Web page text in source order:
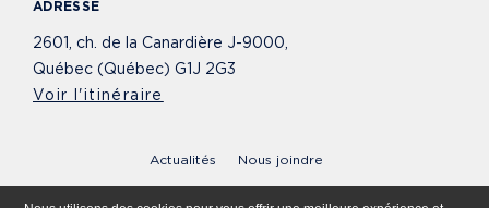
ADRESSE
2601, ch. de la Canardière J-9000,
Québec (Québec) G1J 2G3
Voir l'itinéraire
Actualités Nous joindre
© 2020 - 2026 Fondation Cervo. Tous droits réservés.